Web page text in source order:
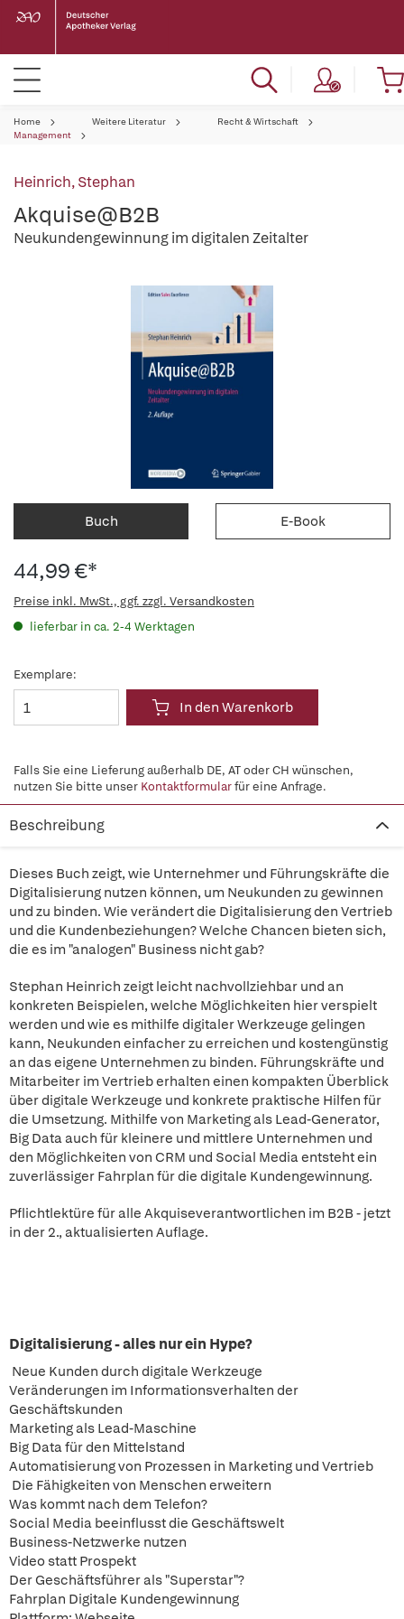
Home Weitere Literatur
Recht & Wirtschaft
Management
Heinrich, Stephan
Akquise@B2B
Neukundengewinnung im digitalen Zeitalter
Buch E-Book
44,99 €*
Preise inkl. MwSt., ggf. zzgl. Versandkosten
lieferbar in ca. 2-4 Werktagen
Exemplare:
In den Warenkorb
Falls Sie eine Lieferung außerhalb DE, AT oder CH wünschen,
nutzen Sie bitte unser Kontaktformularfür eine Anfrage.
Beschreibung
Dieses Buch zeigt, wie Unternehmer und Führungskräfte die
Digitalisierung nutzen können, um Neukunden zu gewinnen
und zu binden. Wie verändert die Digitalisierung den Vertrieb
und die Kundenbeziehungen? Welche Chancen bieten sich,
die es im "analogen" Business nicht gab?
Stephan Heinrich zeigt leicht nachvollziehbar und an
konkreten Beispielen, welche Möglichkeiten hier verspielt
werden und wie es mithilfe digitaler Werkzeuge gelingen
kann, Neukunden einfacher zu erreichen und kostengünstig
an das eigene Unternehmen zu binden. Führungskräfte und
Mitarbeiter im Vertrieb erhalten einen kompakten Überblick
über digitale Werkzeuge und konkrete praktische Hilfen für
die Umsetzung. Mithilfe von Marketing als Lead-Generator,
Big Data auch für kleinere und mittlere Unternehmen und
den Möglichkeiten von CRM und Social Media entsteht ein
zuverlässiger Fahrplan für die digitale Kundengewinnung.
Pflichtlektüre für alle Akquiseverantwortlichen im B2B - jetzt
in der 2., aktualisierten Auflage.
Digitalisierung - alles nur ein Hype?
Neue Kunden durch digitale Werkzeuge
Veränderungen im Informationsverhalten der
Geschäftskunden
Marketing als Lead-Maschine
Big Data für den Mittelstand
Automatisierung von Prozessen in Marketing und Vertrieb
Die Fähigkeiten von Menschen erweitern
Was kommt nach dem Telefon?
Social Media beeinflusst die Geschäftswelt
Business-Netzwerke nutzen
Video statt Prospekt
Der Geschäftsführer als "Superstar"?
Fahrplan Digitale Kundengewinnung